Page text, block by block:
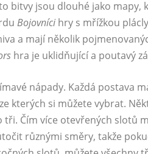
bitvy jsou dlouhé jako
Bojovníci hry s mřížkou
a mají několik
hra je uklidňující a poutavý
nápady. Každá postava
kterých si můžete vybrat.
Čím více otevřených slotů
různými směry, takže